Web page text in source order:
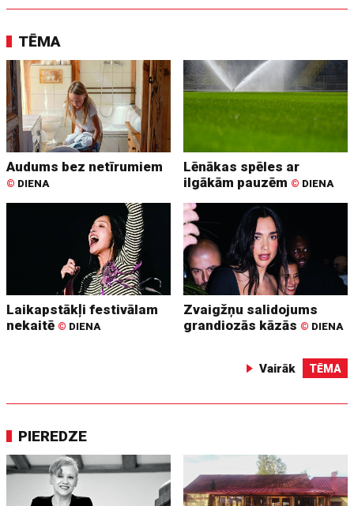
TĒMA
Audums bez netīrumiem
© DIENA
Lēnākas spēles ar
ilgākām pauzēm © DIENA
Laikapstākļi festivālam
nekaitē © DIENA
Zvaigžņu salidojums
grandiozās kāzās © DIENA
Vairāk TĒMA
PIEREDZE